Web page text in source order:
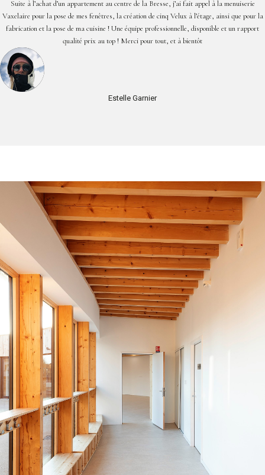
Suite à l’achat d’un appartement au centre de la Bresse, j’ai fait appel à la menuiserie
Vaxelaire pour la pose de mes fenêtres, la création de cinq Velux à l’étage, ainsi que pour la
fabrication et la pose de ma cuisine ! Une équipe professionnelle, disponible et un rapport
qualité prix au top ! Merci pour tout, et à bientôt
Estelle Garnier